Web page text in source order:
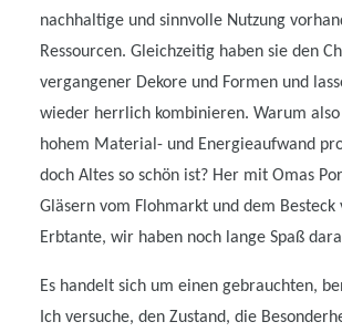
nachhaltige und sinnvolle Nutzung
Ressourcen. Gleichzeitig haben sie den
vergangener Dekore und Formen und
wieder herrlich kombinieren. Warum
hohem Material- und Energieaufwand
doch Altes so schön ist? Her mit Omas
Gläsern vom Flohmarkt und dem Besteck
Erbtante, wir haben noch lange Spaß
Es handelt sich um einen gebrauchten,
Ich versuche, den Zustand, die